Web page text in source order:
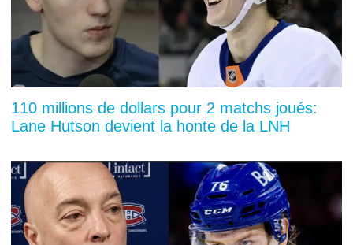
110 millions de dollars pour 2 matchs joués:
Lane Hutson devient la honte de la LNH